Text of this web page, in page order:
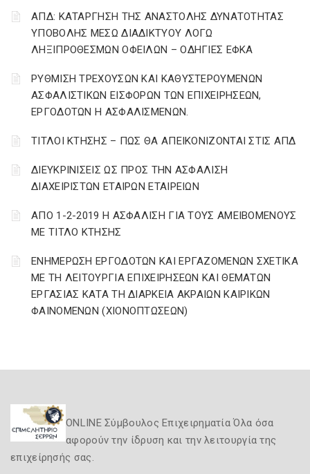
ΑΠΔ: ΚΑΤΑΡΓΗΣΗ ΤΗΣ ΑΝΑΣΤΟΛΗΣ ΔΥΝΑΤΟΤΗΤΑΣ
ΥΠΟΒΟΛΗΣ ΜΕΣΩ ΔΙΑΔΙΚΤΥΟΥ ΛΟΓΩ
ΛΗΞΙΠΡΟΘΕΣΜΩΝ ΟΦΕΙΛΩΝ – ΟΔΗΓΙΕΣ ΕΦΚΑ
ΡΥΘΜΙΣΗ ΤΡΕΧΟΥΣΩΝ ΚΑΙ ΚΑΘΥΣΤΕΡΟΥΜΕΝΩΝ
ΑΣΦΑΛΙΣΤΙΚΩΝ ΕΙΣΦΟΡΩΝ ΤΩΝ ΕΠΙΧΕΙΡΗΣΕΩΝ,
ΕΡΓΟΔΟΤΩΝ Η ΑΣΦΑΛΙΣΜΕΝΩΝ.
ΤΙΤΛΟΙ ΚΤΗΣΗΣ – ΠΩΣ ΘΑ ΑΠΕΙΚΟΝΙΖΟΝΤΑΙ ΣΤΙΣ ΑΠΔ
ΔΙΕΥΚΡΙΝΙΣΕΙΣ ΩΣ ΠΡΟΣ ΤΗΝ ΑΣΦΑΛΙΣΗ
ΔΙΑΧΕΙΡΙΣΤΩΝ ΕΤΑΙΡΩΝ ΕΤΑΙΡΕΙΩΝ
ΑΠΟ 1-2-2019 Η ΑΣΦΑΛΙΣΗ ΓΙΑ ΤΟΥΣ ΑΜΕΙΒΟΜΕΝΟΥΣ
ΜΕ ΤΙΤΛΟ ΚΤΗΣΗΣ
ΕΝΗΜΕΡΩΣΗ ΕΡΓΟΔΟΤΩΝ ΚΑΙ ΕΡΓΑΖΟΜΕΝΩΝ ΣΧΕΤΙΚΑ
ΜΕ ΤΗ ΛΕΙΤΟΥΡΓΙΑ ΕΠΙΧΕΙΡΗΣΕΩΝ ΚΑΙ ΘΕΜΑΤΩΝ
ΕΡΓΑΣΙΑΣ ΚΑΤΑ ΤΗ ΔΙΑΡΚΕΙΑ ΑΚΡΑΙΩΝ ΚΑΙΡΙΚΩΝ
ΦΑΙΝΟΜΕΝΩΝ (ΧΙΟΝΟΠΤΩΣΕΩΝ)
ONLINE Σύμβουλος Επιχειρηματία Όλα όσα
αφορούν την ίδρυση και την λειτουργία της
επιχείρησής σας.